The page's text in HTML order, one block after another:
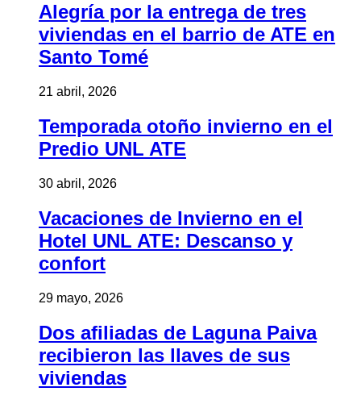
Alegría por la entrega de tres
viviendas en el barrio de ATE en
Santo Tomé
21 abril, 2026
Temporada otoño invierno en el
Predio UNL ATE
30 abril, 2026
Vacaciones de Invierno en el
Hotel UNL ATE: Descanso y
confort
29 mayo, 2026
Dos afiliadas de Laguna Paiva
recibieron las llaves de sus
viviendas